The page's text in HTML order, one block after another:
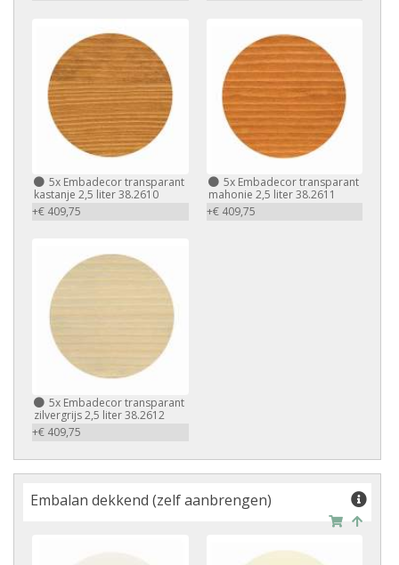
5x Embadecor transparant
kastanje 2,5 liter 38.2610
+€ 409,75
5x Embadecor transparant
mahonie 2,5 liter 38.2611
+€ 409,75
5x Embadecor transparant
zilvergrijs 2,5 liter 38.2612
+€ 409,75
Embalan dekkend (zelf aanbrengen)